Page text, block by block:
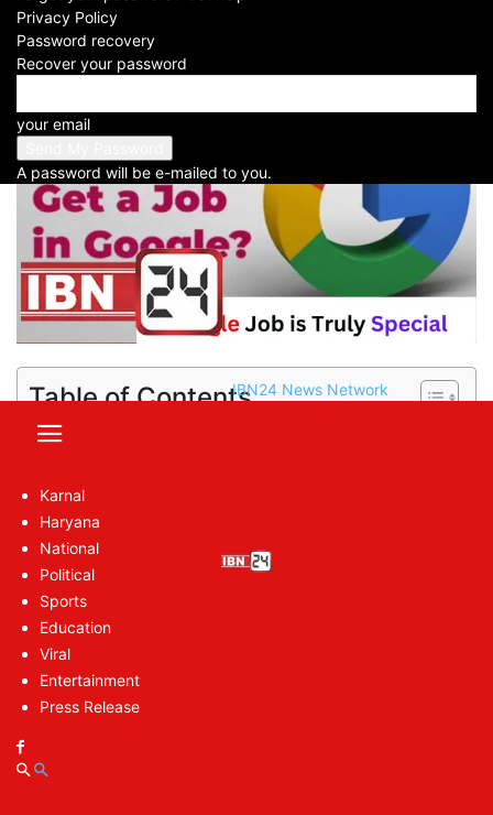
Privacy Policy
Password recovery
Recover your password
your email
A password will be e-mailed to you.
IBN24 News Network
Karnal
Haryana
National
Political
Sports
Education
Viral
Entertainment
Press Release
Facebook
Table of Contents
Google Job is Truly Special: गूगल ऑफिस का
Google Job is Truly Special: जी कैब से पहुंचती हैं
ऑफ‍िस
Google Job is Truly Special: क्‍या होता है
ऑफ‍िस पहुंचने के बाद
Google Job is Truly Special: बुधवार को होता है
खास इंतजाम
Google Job is Truly Special:
ऑफिस का लुक